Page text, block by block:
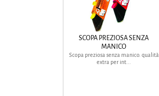
SCOPA PREZIOSA SENZA
MANICO
Scopa preziosa senza manico. qualità
extra per int...